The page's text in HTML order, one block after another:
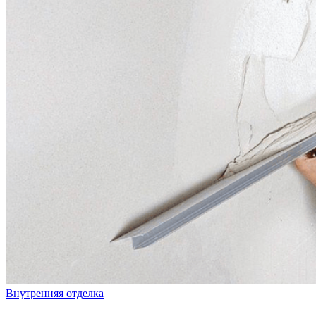
Внутренняя отделка